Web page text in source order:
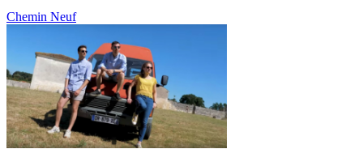
Chemin Neuf